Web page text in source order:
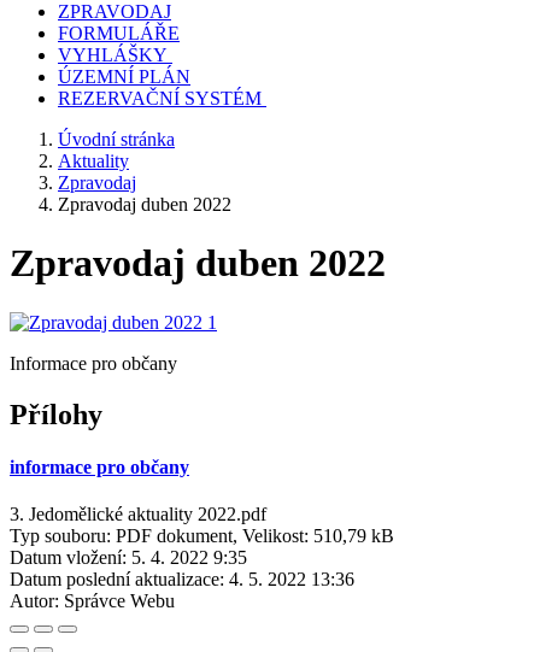
ZPRAVODAJ
FORMULÁŘE
VYHLÁŠKY
ÚZEMNÍ PLÁN
REZERVAČNÍ SYSTÉM
Úvodní stránka
Aktuality
Zpravodaj
Zpravodaj duben 2022
Zpravodaj duben 2022
Informace pro občany
Přílohy
informace pro občany
3. Jedomělické aktuality 2022.pdf
Typ souboru: PDF dokument, Velikost: 510,79 kB
Datum vložení: 5. 4. 2022 9:35
Datum poslední aktualizace: 4. 5. 2022 13:36
Autor: Správce Webu